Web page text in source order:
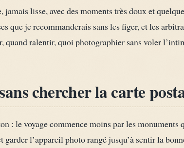
jamais lisse, avec des moments très doux et
que je recommanderais sans les figer, et les
quand ralentir, quoi photographier sans voler
chercher la carte
: le voyage commence moins par les monuments
l’appareil photo rangé jusqu’à sentir la